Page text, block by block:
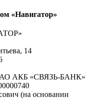
«Навигатор»
14
АКБ «СВЯЗЬ-БАНК»
(на основании